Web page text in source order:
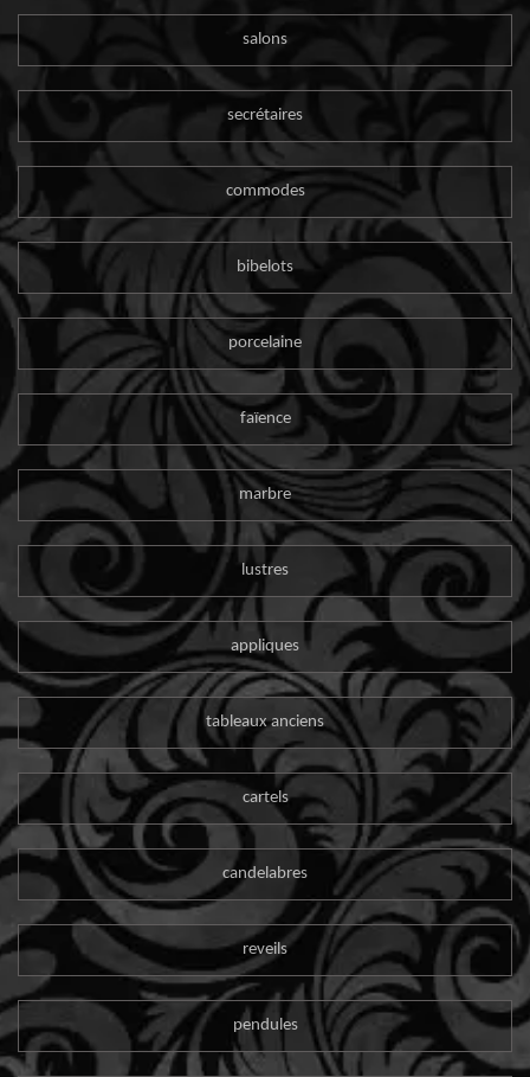
salons
secrétaires
commodes
bibelots
porcelaine
faïence
marbre
lustres
appliques
tableaux anciens
cartels
candelabres
reveils
pendules